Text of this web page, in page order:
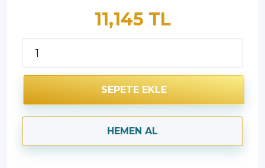
11,145 TL
SEPETE EKLE
HEMEN AL